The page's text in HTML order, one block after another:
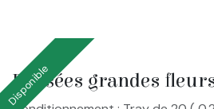
Pensées grandes
Disponible